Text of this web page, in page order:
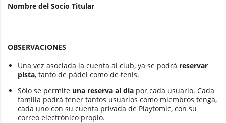
Nombre del Socio Titular
OBSERVACIONES
Una vez asociada la cuenta al club, ya se podrá reservar
pista, tanto de pádel como de tenis.
Sólo se permite una reserva al día por cada usuario. Cada
familia podrá tener tantos usuarios como miembros tenga,
cada uno con su cuenta privada de Playtomic, con su
correo electrónico propio.